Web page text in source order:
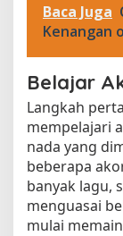
Baca Juga
Kenangan
Belajar
Langkah
mempelajari
nada yang
beberapa
banyak lagu,
menguasai
mulai